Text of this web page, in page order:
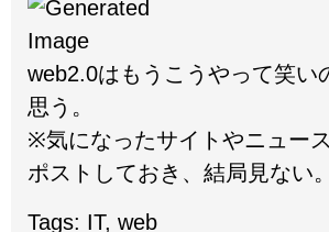
web2.0はもうこうやって笑
思う。
※気になったサイトやニュー
ポストしておき、結局見ない。
Tags: IT, web